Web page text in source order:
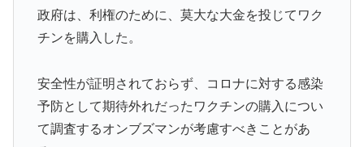
政府は、利権のために、莫大な大金を投じてワク
チンを購入した。
安全性が証明されておらず、コロナに対する感染
予防として期待外れだったワクチンの購入につい
て調査するオンブズマンが考慮すべきことがあ